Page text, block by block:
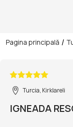
Pagina principală /
Turcia, Kirklareli
IGNEADA